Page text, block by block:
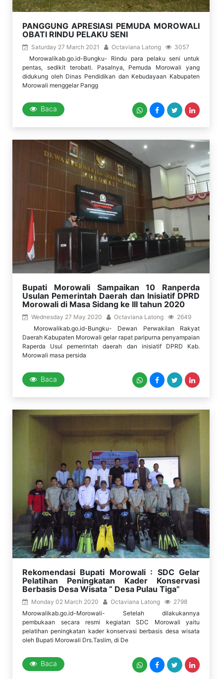
PANGGUNG APRESIASI PEMUDA MOROWALI
OBATI RINDU PELAKU SENI
Saturday 27 March 2021 Octaviana Latong
3057
Morowalikab.go.id-Bungku- Rindu para pelaku seni untuk
pentas, sedikit terobati. Pasalnya, Pemuda Morowali yang
didukung oleh Dinas Pendidikan dan Kebudayaan Kabupaten
Morowali menggelar Pangg
Baca
Bupati Morowali Sampaikan 10 Ranperda
Usulan Pemerintah Daerah dan Inisiatif DPRD
Morowali di Masa Sidang ke III tahun 2020
Wednesday 27 May 2020 Octaviana Latong
2649
Morowalikab.go.id-Bungku- Dewan Perwakilan Rakyat
Daerah Kabupaten Morowali gelar rapat paripurna penyampaian
Raperda Usul pemerintah daerah dan inisiatif DPRD Kab.
Morowali masa persida
Baca
Rekomendasi Bupati Morowali : SDC Gelar
Pelatihan Peningkatan Kader Konservasi
Berbasis Desa Wisata “ Desa Pulau Tiga”
Monday 02 March 2020 Octaviana Latong
2798
Morowalikab.go.id-Morowali- Setelah dilakukannya
pembukaan secara resmi kegiatan SDC Morowali yaitu
pelatihan peningkatan kader konservasi berbasis desa wisata
oleh Bupati Morowali Drs.Taslim, di De
Baca